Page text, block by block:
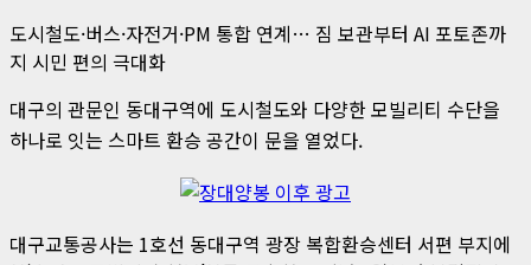
도시철도·버스·자전거·PM 통합 연계… 짐 보관부터 AI 포토존까
지 시민 편의 극대화
대구의 관문인 동대구역에 도시철도와 다양한 모빌리티 수단을
하나로 잇는 스마트 환승 공간이 문을 열었다.
대구교통공사는 1호선 동대구역 광장 복합환승센터 서편 부지에